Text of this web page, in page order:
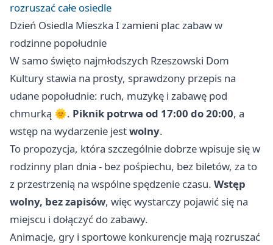
rozruszać całe osiedle
Dzień Osiedla Mieszka I zamieni plac zabaw w
rodzinne popołudnie
W samo święto najmłodszych Rzeszowski Dom
Kultury stawia na prosty, sprawdzony przepis na
udane popołudnie: ruch, muzykę i zabawę pod
chmurką 🌞. Piknik potrwa od 17:00 do 20:00, a
wstęp na wydarzenie jestwolny.
To propozycja, która szczególnie dobrze wpisuje się w
rodzinny plan dnia - bez pośpiechu, bez biletów, za to
z przestrzenią na wspólne spędzenie czasu. Wstęp
wolny, bez zapisów, więc wystarczy pojawić się na
miejscu i dołączyć do zabawy.
Animacje, gry i sportowe konkurencje mają rozruszać